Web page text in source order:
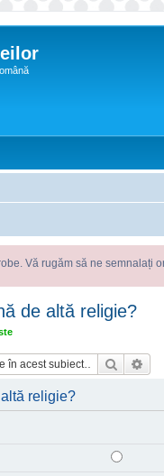
tab)
să ne semnalați orice
de altă religie?
Căutare
religie?